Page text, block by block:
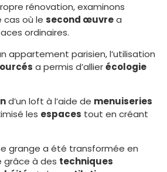
rénovation, examinons
cas où le second œuvrea
ordinaires.
appartement parisien, l’utilisation
a permis d’allierécologie
d’un loft à l’aide de menuiseries
les espaces tout en créant
grange a été transformée en
à des techniques